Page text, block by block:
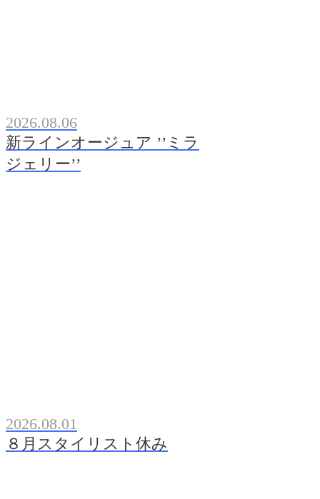
2026.08.06
新ラインオージュア ’’ミラ
ジェリー’’
2026.08.01
８月スタイリスト休み